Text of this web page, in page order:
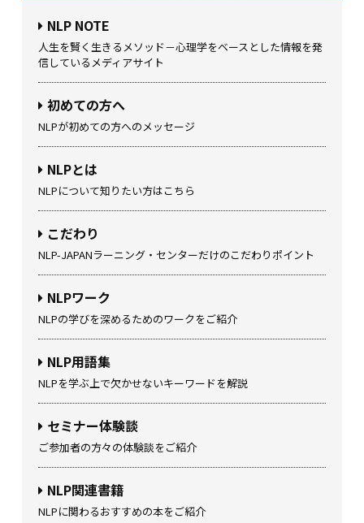
NLP NOTE
人生を賢く生きるメソッド－心理学をベースとした情報を発
信しているメディアサイト
初めての方へ
NLPが初めての方へのメッセージ
NLPとは
NLPについて知りたい方はこちら
こだわり
NLP-JAPANラーニング・センターだけのこだわりポイント
NLPワーク
NLPの学びを深めるためのワークをご紹介
NLP用語集
NLPを学ぶ上で欠かせないキーワードを解説
セミナー体験談
ご参加者の方々の体験談をご紹介
NLP関連書籍
NLPに関わるおすすめの本をご紹介